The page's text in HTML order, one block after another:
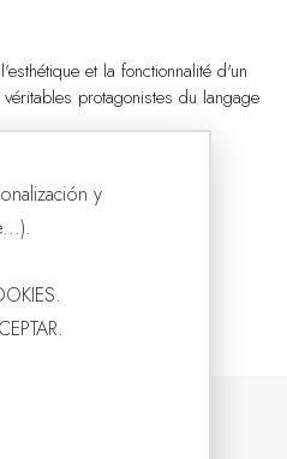
et la fonctionnalité d'un
protagonistes du langage
y